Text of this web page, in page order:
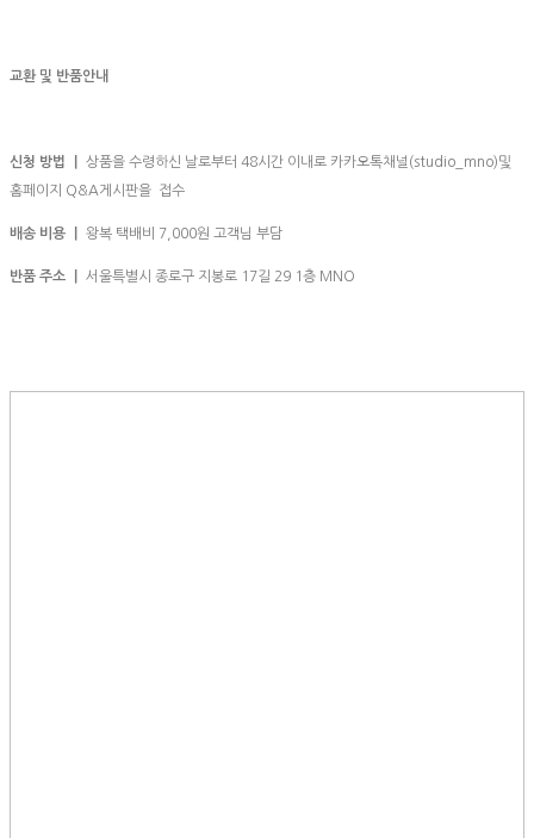
교환 및 반품안내
신청 방법 ㅣ 상품을 수령하신 날로부터 48시간 이내로 카카오톡채널(studio_mno)및
홈페이지 Q&A게시판을 접수
배송 비용 ㅣ 왕복 택배비 7,000원 고객님 부담
반품 주소 ㅣ 서울특별시 종로구 지봉로 17길 29 1층 MNO